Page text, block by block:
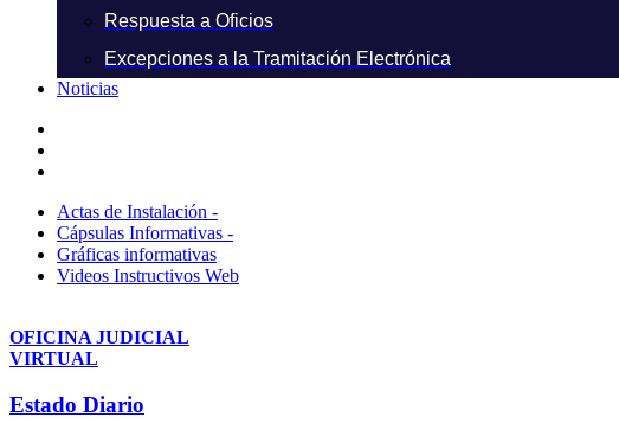
Respuesta a Oficios
Excepciones a la Tramitación Electrónica
Noticias
Actas de Instalación -
Cápsulas Informativas -
Gráficas informativas
Videos Instructivos Web
OFICINA JUDICIAL
VIRTUAL
Estado Diario